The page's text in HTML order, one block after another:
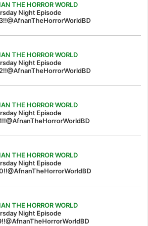
THE HORROR WORLD
Night Episode
THE HORROR WORLD
Night Episode
THE HORROR WORLD
Night Episode
THE HORROR WORLD
Night Episode
THE HORROR WORLD
Night Episode